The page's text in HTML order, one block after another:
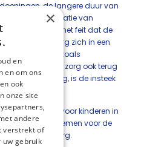
de langere duur van
andere organisatie van
leeftijd, en het feit dat de
zorg zich in een
de domeinen zoals
palliatieve zorg ook terug
zorg, is de insteek
in het zorgen voor kinderen in
leidraad te nemen voor de
zorg.
×
en
en om ons
ook
onze site
andere
verstrekt of
uw gebruik